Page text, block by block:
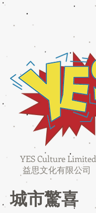
YES Culture Limited
益思文化有限公司
城市驚喜